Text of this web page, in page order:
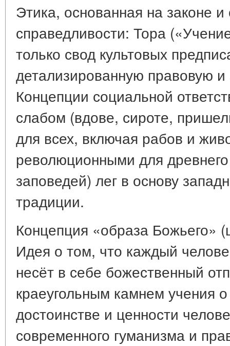
Этика, основанная на законе
справедливости: Тора
только свод культовых
детализированную правовую и
Концепции социальной
слабом (вдове, сироте,
для всех, включая рабов и
революционными для
заповедей) лег в основу
традиции.
Концепция «образа Божьего»
Идея о том, что каждый
несёт в себе божественный
краеугольным камнем учения
достоинстве и ценности
современного гуманизма и